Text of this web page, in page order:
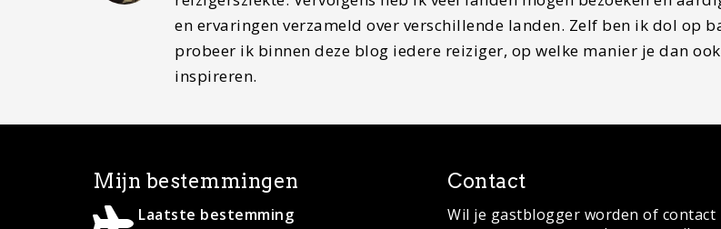
en ervaringen verzameld over verschillende landen. Zelf ben ik dol op
probeer ik binnen deze blog iedere reiziger, op welke manier je dan
inspireren.
Mijn bestemmingen
Laatste bestemming
Contact
Wil je gastblogger worden of contact